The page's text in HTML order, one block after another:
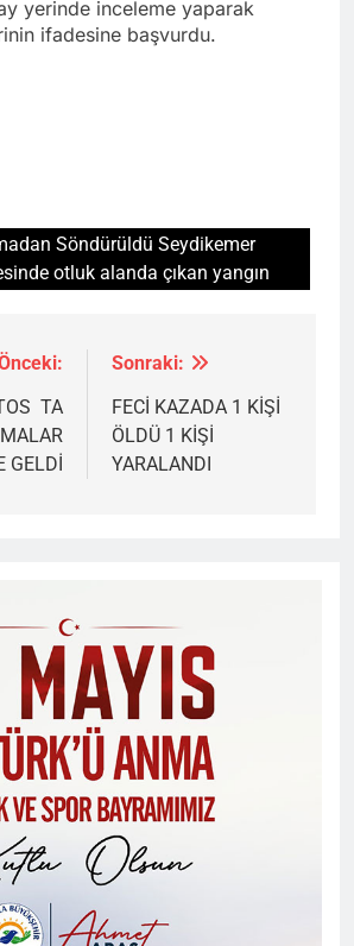
yerinde inceleme yaparak
ifadesine başvurdu.
Söndürüldü Seydikemer
otluk alanda çıkan yangın
TA
GELDİ
Sonraki:
FECİ KAZADA 1 KİŞİ
ÖLDÜ 1 KİŞİ
YARALANDI